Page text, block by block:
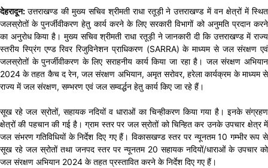
देहरादून: उत्तराखण्ड की मुख्य सचिव श्रीमती राधा रतूड़ी ने उत्तराखण्ड में वन क्षेत्रों में स्थित
जलस्रोतों के पुनर्जीवीकरण हेतु कार्य करने के लिए सरकारी विभागों को अनुमति प्रदान करने
का अनुरोध किया है। मुख्य सचिव श्रीमती राधा रतूड़ी ने जानकारी दी कि उत्तराखण्ड में राज्य
स्तरीय स्प्रिंग एण्ड रिवर रिजुविनेशन प्राधिकरण (SARRA) के माध्यम से जल संरक्षण एवं
जलस्रोतों के पुनर्जीवीकरण के लिए सराहनीय कार्य किया जा रहा है। जल संरक्षण अभियान
2024 के तहत कैच द रेन, जल संरक्षण अभियान, अमृत सरोवर, हरेला कार्यक्रम के माध्यम से
राज्य में जल संरक्षण, सम्भरण एवं जल सम्वर्द्धन हेतु कार्य किए जा रहे हैं।
सूख रहे जल स्रोतों, सहायक नदियों व धाराओं का चिन्हीकरण किया गया है। इनके संग्रहण
क्षेत्रों की पहचान की गई है। ग्राम स्तर पर जल स्रोतों को चिन्हित कर उनके उपचार क्षेत्र में
जल संभरण गतिविधियों के निर्देश दिए गए हैं। विकासखण्ड स्तर पर न्यूनतम 10 गम्भीर रूप से
सूख रहे जल स्रोतों तथा जनपद स्तर पर न्यूनतम 20 सहायक नदियों/धाराओं के उपचार को
जल संरक्षण अभियान 2024 के तहत प्रस्तावित करने के निर्देश दिए गए हैं।